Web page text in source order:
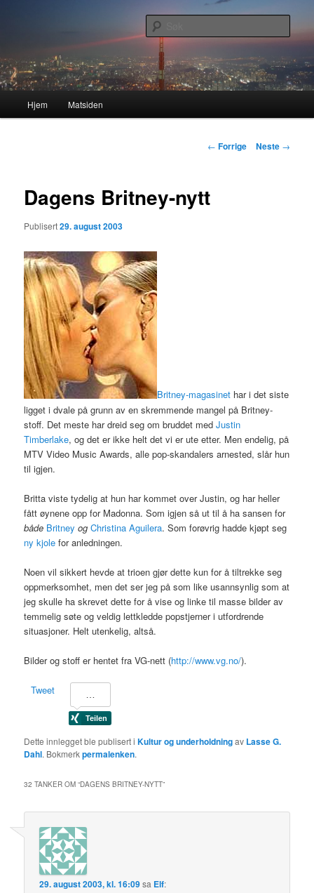
hovedinnholdet
Lasses hjemmeside
Hjem Matsiden
Innleggsnavigasjon
← Forrige Neste →
Dagens Britney-nytt
Publisert29. august 2003
Britney-magasinet har i det siste
ligget i dvale på grunn av en skremmende mangel på Britney-
stoff. Det meste har dreid seg om bruddet medJustin
Timberlake, og det er ikke helt det vi er ute etter. Men endelig, på
MTV Video Music Awards, alle pop-skandalers arnested, slår hun
til igjen.
Britta viste tydelig at hun har kommet over Justin, og har heller
fått øynene opp for Madonna. Som igjen så ut til å ha sansen for
både Britney og Christina Aguilera. Som forøvrig hadde kjøpt seg
ny kjole for anledningen.
Noen vil sikkert hevde at trioen gjør dette kun for å tiltrekke seg
oppmerksomhet, men det ser jeg på som like usannsynlig som at
jeg skulle ha skrevet dette for å vise og linke til masse bilder av
temmelig søte og veldig lettkledde popstjerner i utfordrende
situasjoner. Helt utenkelig, altså.
Bilder og stoff er hentet fra VG-nett (http://www.vg.no/).
Tweet
Dette innlegget ble publisert iKultur og underholdningav Lasse G.
Dahl. Bokmerkpermalenken.
32 TANKER OM “DAGENS BRITNEY-NYTT”
29. august 2003, kl. 16:09sa Elf: